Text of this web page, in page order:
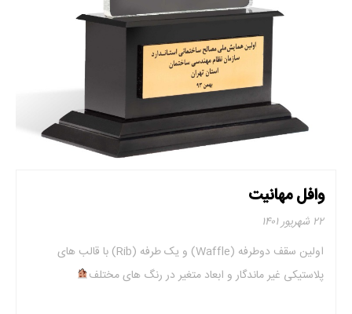
وافل مهانیت
۲۲ شهریور ۱۴۰۱
اولین سقف دوطرفه (Waffle) و یک طرفه (Rib) با قالب های
پلاستیکی غیر ماندگار و ابعاد متغیر در رنگ های مختلف